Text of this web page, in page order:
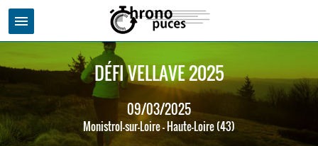
menu
DÉFI VELLAVE 2025
09/03/2025
Monistrol-sur-Loire - Haute-Loire (43)